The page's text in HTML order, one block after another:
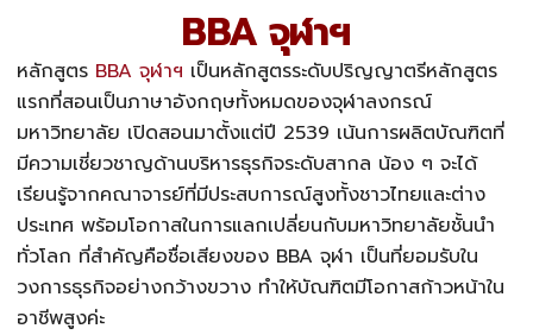
BBA จุฬาฯ
หลักสูตร BBA จุฬาฯ เป็นหลักสูตรระดับปริญญาตรีหลักสูตร
แรกที่สอนเป็นภาษาอังกฤษทั้งหมดของจุฬาลงกรณ์
มหาวิทยาลัย เปิดสอนมาตั้งแต่ปี 2539 เน้นการผลิตบัณฑิตที่
มีความเชี่ยวชาญด้านบริหารธุรกิจระดับสากล น้อง ๆ จะได้
เรียนรู้จากคณาจารย์ที่มีประสบการณ์สูงทั้งชาวไทยและต่าง
ประเทศ พร้อมโอกาสในการแลกเปลี่ยนกับมหาวิทยาลัยชั้นนำ
ทั่วโลก ที่สำคัญคือชื่อเสียงของ BBA จุฬา เป็นที่ยอมรับใน
วงการธุรกิจอย่างกว้างขวาง ทำให้บัณฑิตมีโอกาสก้าวหน้าใน
อาชีพสูงค่ะ